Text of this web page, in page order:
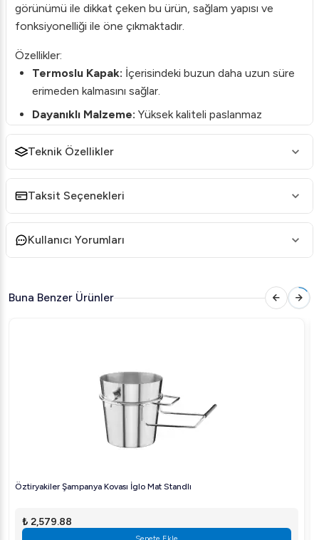
görünümü ile dikkat çeken bu ürün, sağlam yapısı ve
fonksiyonelliği ile öne çıkmaktadır.
Özellikler:
Termoslu Kapak: İçerisindeki buzun daha uzun süre
erimeden kalmasını sağlar.
Dayanıklı Malzeme: Yüksek kaliteli paslanmaz
çelikten üretilmiştir, uzun ömürlüdür.
Tabaklı Tasarım:
oluşabilecek olası su birikintilerini engeller, temiz bir
kullanım sağlar.
Kolay Taşınabilirlik:Yanlarındaki kulpları sayesinde
kolayca taşınabilir ve servis edilebilir.
Kullanım Alanları:
Oteller : Misafir memnuniyetini artıracak özel
Öztiryakiler'in bu kaliteli buz kovası, işlevselliği kadar zarif
tasarımı ile de mutfağınıza değer katacaktır. Hemen şimdi
sipariş verin ve endüstriyel mutfak deneyiminizi bir üst
Teknik Özellikler
Taksit Seçenekleri
Kullanıcı Yorumları
Buna Benzer Ürünler
Öztiryakiler Şampanya Kovası İglo Mat Standlı
₺ 2,579.88